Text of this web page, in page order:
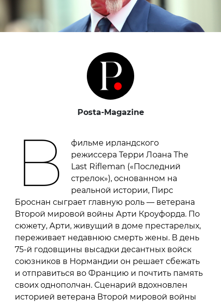
Posta-Magazine
В
фильме ирландского
режиссера Терри Лоана The
Last Rifleman («Последний
стрелок»), основанном на
реальной истории, Пирс
Броснан сыграет главную роль — ветерана
Второй мировой войны Арти Кроуфорда. По
сюжету, Арти, живущий в доме престарелых,
переживает недавнюю смерть жены. В день
75-й годовщины высадки десантных войск
союзников в Нормандии он решает сбежать
и отправиться во Францию и почтить память
своих однополчан. Сценарий вдохновлен
историей ветерана Второй мировой войны